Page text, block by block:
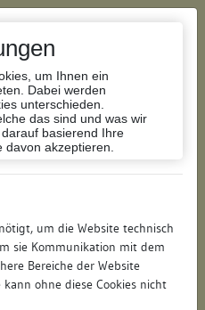
um Ihnen ein
Dabei werden
unterschieden.
das sind und was wir
basierend Ihre
akzeptieren.
um die Website technisch
sie Kommunikation mit dem
Bereiche der Website
ohne diese Cookies nicht
Restaurierung
und Restaurierung